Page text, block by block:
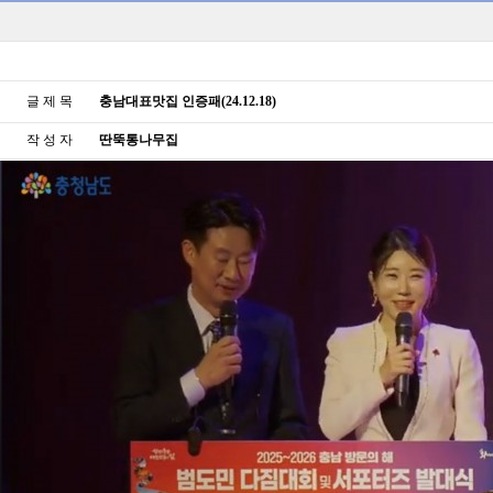
글 제 목 충남대표맛집 인증패(24.12.18)
작 성 자 딴뚝통나무집